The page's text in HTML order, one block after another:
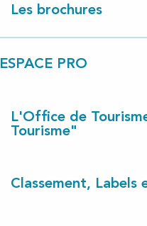
Les brochures
ESPACE PRO
L'Office de
Tourisme"
Classement, Labels